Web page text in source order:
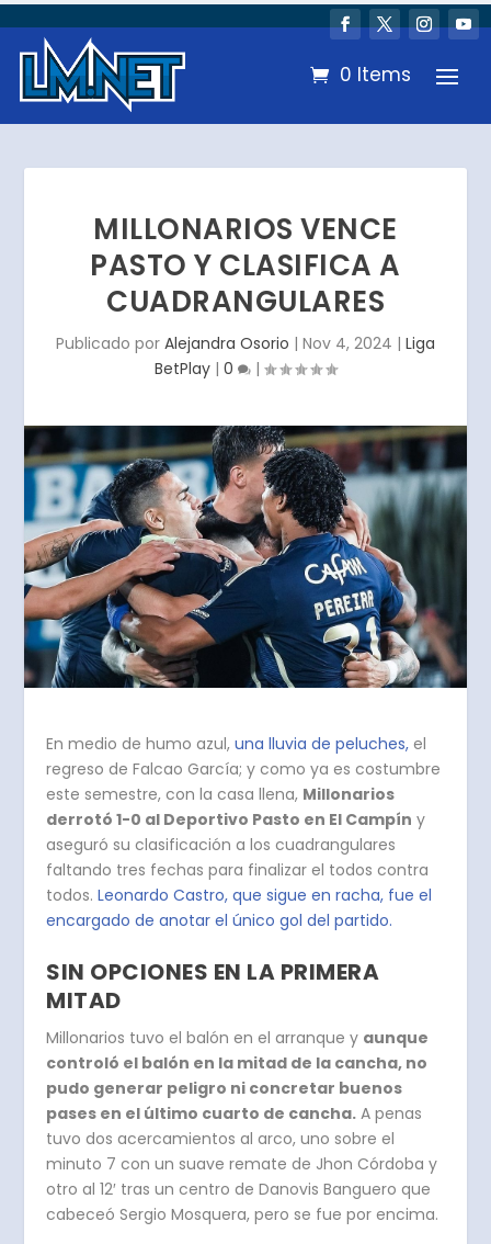
0 Items
MILLONARIOS VENCE
PASTO Y CLASIFICA A
CUADRANGULARES
Publicado por Alejandra Osorio | Nov 4, 2024 | Liga
BetPlay | 0 |
En medio de humo azul,una lluvia de peluches, el
regreso de Falcao García; y como ya es costumbre
este semestre, con la casa llena, Millonarios
derrotó 1-0 al Deportivo Pasto en El Campín y
aseguró su clasificación a los cuadrangulares
faltando tres fechas para finalizar el todos contra
todos.Leonardo Castro, que sigue en racha, fue el
encargado de anotar el único gol del partido.
SIN OPCIONES EN LA PRIMERA
MITAD
Millonarios tuvo el balón en el arranque y aunque
controló el balón en la mitad de la cancha, no
pudo generar peligro ni concretar buenos
pases en el último cuarto de cancha. A penas
tuvo dos acercamientos al arco, uno sobre el
minuto 7 con un suave remate de Jhon Córdoba y
otro al 12′ tras un centro de Danovis Banguero que
cabeceó Sergio Mosquera, pero se fue por encima.